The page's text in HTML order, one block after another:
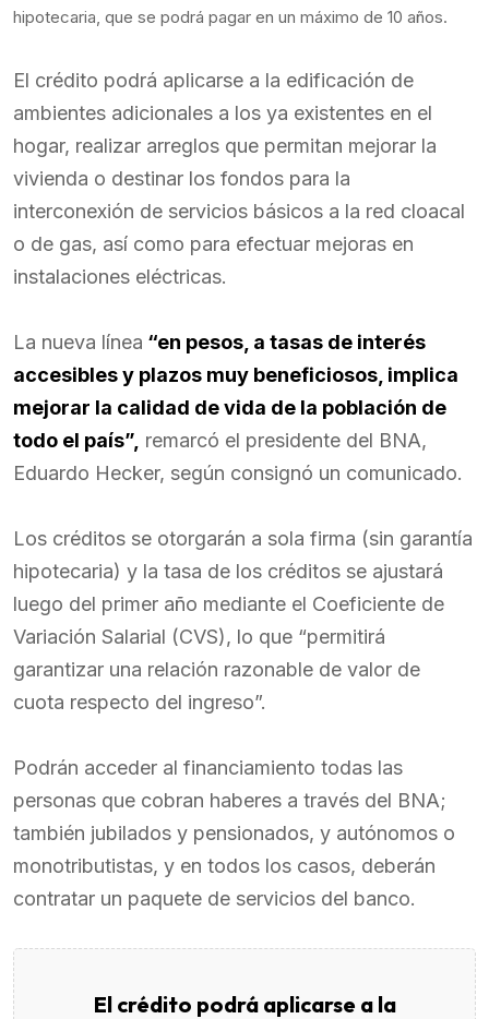
hipotecaria, que se podrá pagar en un máximo de 10 años.
El crédito podrá aplicarse a la edificación de
ambientes adicionales a los ya existentes en el
hogar, realizar arreglos que permitan mejorar la
vivienda o destinar los fondos para la
interconexión de servicios básicos a la red cloacal
o de gas, así como para efectuar mejoras en
instalaciones eléctricas.
La nueva línea “en pesos, a tasas de interés
accesibles y plazos muy beneficiosos, implica
mejorar la calidad de vida de la población de
todo el país”, remarcó el presidente del BNA,
Eduardo Hecker, según consignó un comunicado.
Los créditos se otorgarán a sola firma (sin garantía
hipotecaria) y la tasa de los créditos se ajustará
luego del primer año mediante el Coeficiente de
Variación Salarial (CVS), lo que “permitirá
garantizar una relación razonable de valor de
cuota respecto del ingreso”.
Podrán acceder al financiamiento todas las
personas que cobran haberes a través del BNA;
también jubilados y pensionados, y autónomos o
monotributistas, y en todos los casos, deberán
contratar un paquete de servicios del banco.
El crédito podrá aplicarse a la